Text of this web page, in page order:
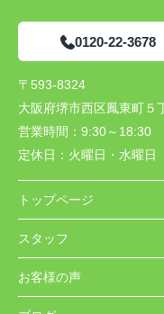
0120-22-3678
〒593-8324
大阪府堺市西区鳳東町５
営業時間： 9:30～18:30
定休日： 火曜日・水曜日
トップページ
スタッフ
お客様の声